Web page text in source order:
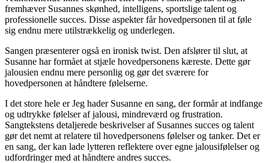
fremhæver Susannes skønhed, intelligens, sportslige talent og
professionelle succes. Disse aspekter får hovedpersonen til at føle
sig endnu mere utilstrækkelig og underlegen.
Sangen præsenterer også en ironisk twist. Den afslører til slut, at
Susanne har formået at stjæle hovedpersonens kæreste. Dette gør
jalousien endnu mere personlig og gør det sværere for
hovedpersonen at håndtere følelserne.
I det store hele er Jeg hader Susanne en sang, der formår at indfange
og udtrykke følelser af jalousi, mindreværd og frustration.
Sangtekstens detaljerede beskrivelser af Susannes succes og talent
gør det nemt at relatere til hovedpersonens følelser og tanker. Det er
en sang, der kan lade lytteren reflektere over egne jalousifølelser og
udfordringer med at håndtere andres succes.